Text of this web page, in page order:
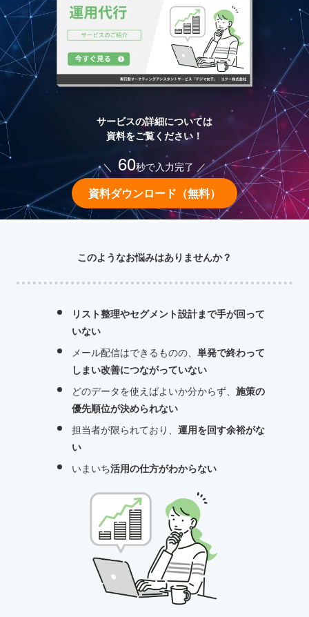
サービスの詳細については
資料をご覧ください！
＼ 60秒で入力完了 ／
資料ダウンロード（無料）
このようなお悩みはありませんか？
リスト整理やセグメント設計まで手が回って
いない
メール配信はできるものの、 単発で終わって
しまい改善につながっていない
どのデータを使えばよいか分からず、 施策の
優先順位が決められない
担当者が限られており、 運用を回す余裕がな
い
いまいち活用の仕方がわからない